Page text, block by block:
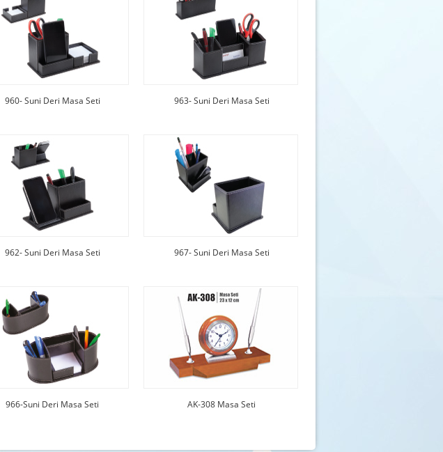
960- Suni Deri Masa Seti 963- Suni Deri Masa Seti
962- Suni Deri Masa Seti 967- Suni Deri Masa Seti
966-Suni Deri Masa Seti AK-308 Masa Seti